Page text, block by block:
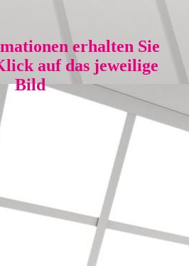
erhalten Sie
auf das jeweilige
Bild